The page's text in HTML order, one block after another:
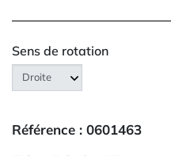
Sens de rotation
Référence : 0601463